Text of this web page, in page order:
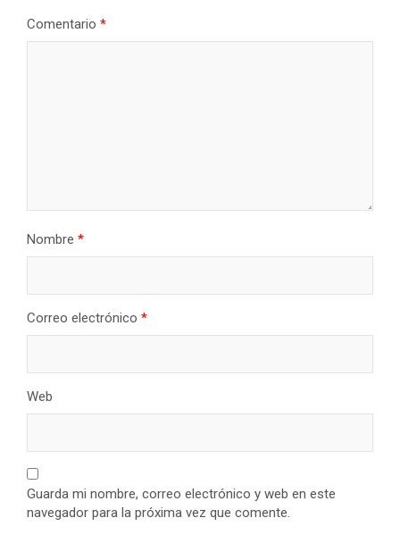
Comentario *
Nombre *
Correo electrónico *
Web
Guarda mi nombre, correo electrónico y web en este
navegador para la próxima vez que comente.